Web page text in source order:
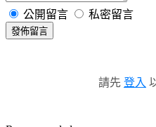
公開留言 私密留言
發佈留言
請先 登入